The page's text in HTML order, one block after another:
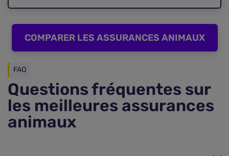
COMPARER LES ASSURANCES ANIMAUX
FAQ
Questions fréquentes sur
les meilleures assurances
animaux